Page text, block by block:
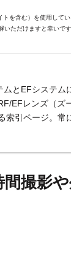
を含む）を使用して
ただけますと幸いです
ムとEFシステム
EFレンズ（ズ
索引ページ。常
撮影